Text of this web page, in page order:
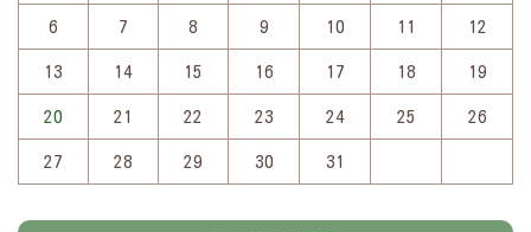
6 7 8 9 10 11 12
13 14 15 16 17 18 19
20 21 22 23 24 25 26
27 28 29 30 31